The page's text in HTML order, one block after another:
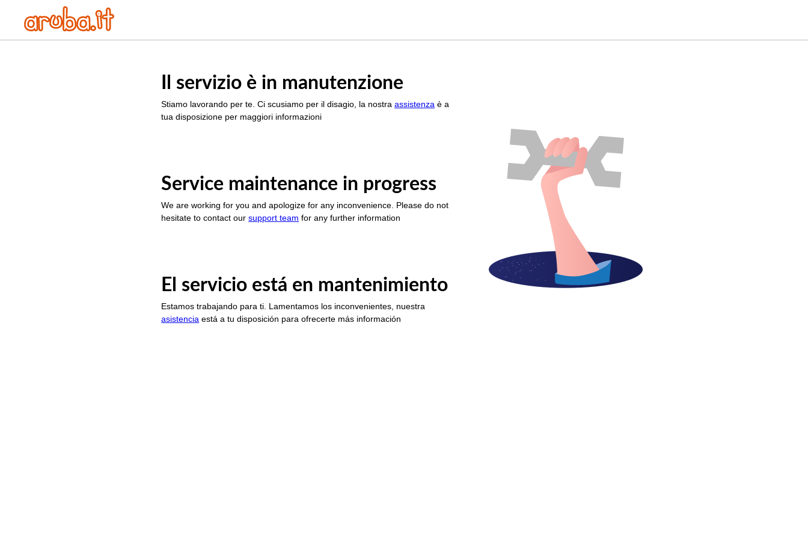
Il servizio è in manutenzione
Stiamo lavorando per te. Ci scusiamo per il disagio, la nostraassistenza è a
tua disposizione per maggiori informazioni
Service maintenance in progress
We are working for you and apologize for any inconvenience. Please do not
hesitate to contact oursupport team for any further information
El servicio está en mantenimiento
Estamos trabajando para ti. Lamentamos los inconvenientes, nuestra
asistencia está a tu disposición para ofrecerte más información